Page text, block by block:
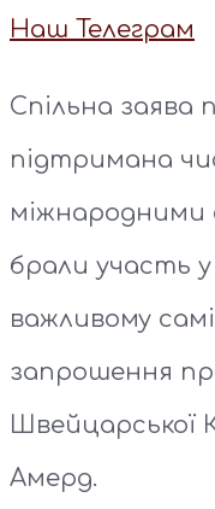
Наш Телеграм
Спільна заява
підтримана
міжнародними
брали участь
важливому
запрошення
Швейцарської
Амерд.